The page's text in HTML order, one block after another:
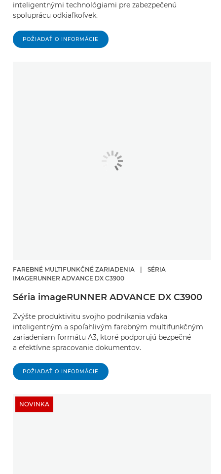
inteligentnými technológiami pre zabezpečenú
spoluprácu odkiaľkoľvek.
POŽIADAŤ O INFORMÁCIE
FAREBNÉ MULTIFUNKČNÉ ZARIADENIA
SÉRIA
IMAGERUNNER ADVANCE DX C3900
Séria imageRUNNER ADVANCE DX C3900
Zvýšte produktivitu svojho podnikania vďaka
inteligentným a spoľahlivým farebným multifunkčným
zariadeniam formátu A3, ktoré podporujú bezpečné
a efektívne spracovanie dokumentov.
POŽIADAŤ O INFORMÁCIE
NOVINKA